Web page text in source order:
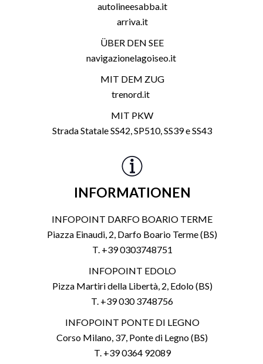
autolineesabba.it
arriva.it
ÜBER DEN SEE
navigazionelagoiseo.it
MIT DEM ZUG
trenord.it
MIT PKW
Strada Statale SS42, SP510, SS39 e SS43
INFORMATIONEN
INFOPOINT DARFO BOARIO TERME
Piazza Einaudi, 2, Darfo Boario Terme (BS)
T. +39 0303748751
INFOPOINT EDOLO
Pizza Martiri della Libertà, 2, Edolo (BS)
T. +39 030 3748756
INFOPOINT PONTE DI LEGNO
Corso Milano, 37, Ponte di Legno (BS)
T. +39 0364 92089